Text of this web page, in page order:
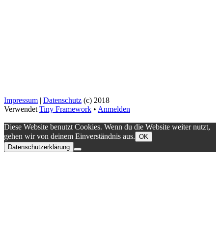
Impressum | Datenschutz (c) 2018
Verwendet Tiny Framework • Anmelden
Diese Website benutzt Cookies. Wenn du die Website weiter nutzt,
gehen wir von deinem Einverständnis aus. OK
Datenschutzerklärung